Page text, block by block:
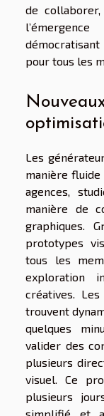
de collaborer,
pour tous les
Les
manière
agences,
manière de
graphiques.
prototypes
tous les
exploration
créatives.
trouvent
quelques
valider des
plusieurs
visuel. Ce
plusieurs